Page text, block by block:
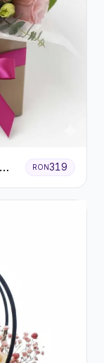
RON319